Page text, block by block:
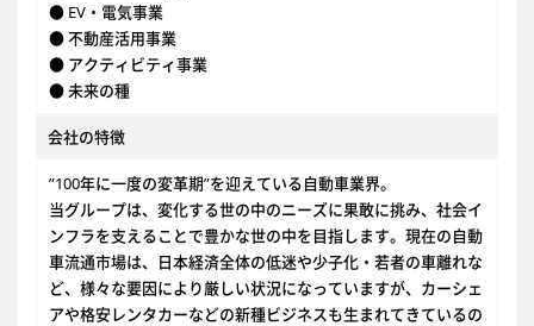
● EV・電気事業
● 不動産活用事業
● アクティビティ事業
● 未来の種
会社の特徴
”100年に一度の変革期”を迎えている自動車業界。
当グループは、変化する世の中のニーズに果敢に挑み、社会イ
ンフラを支えることで豊かな世の中を目指します。現在の自動
車流通市場は、日本経済全体の低迷や少子化・若者の車離れな
ど、様々な要因により厳しい状況になっていますが、カーシェ
アや格安レンタカーなどの新種ビジネスも生まれてきているの